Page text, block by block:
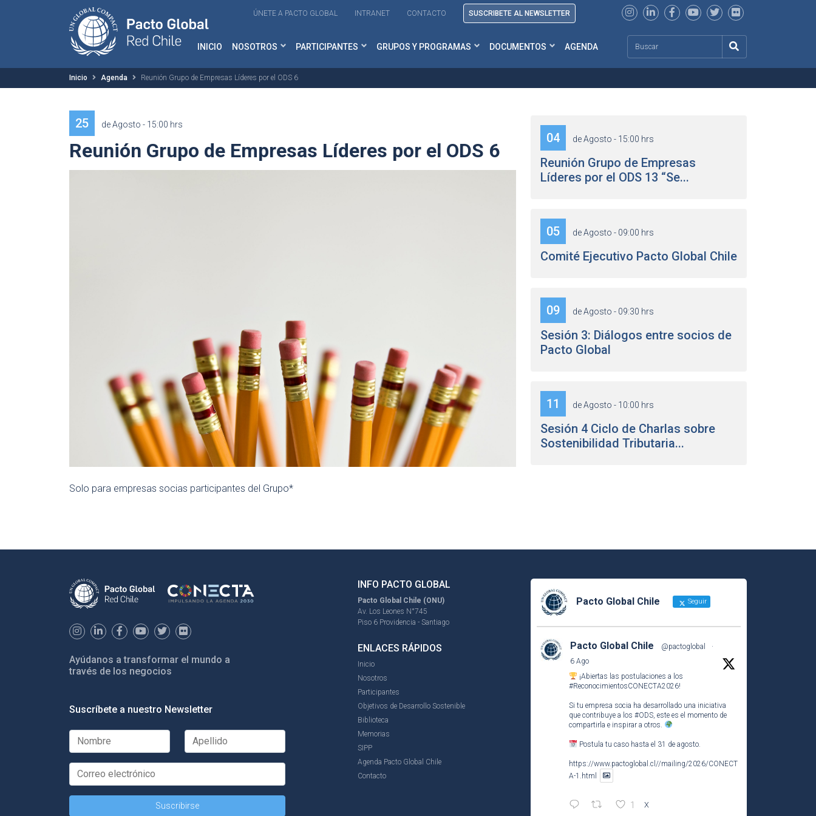
ÚNETE A PACTO GLOBAL INTRANET CONTACTO SUSCRIBETE AL NEWSLETTER
INICIO NOSOTROS PARTICIPANTES GRUPOS Y PROGRAMAS DOCUMENTOS AGENDA
Inicio Agenda Reunión Grupo de Empresas Líderes por el ODS 6
25 de Agosto - 15:00 hrs
Reunión Grupo de Empresas Líderes por el ODS 6
Solo para empresas socias participantes del Grupo*
04 de Agosto - 15:00 hrs
Reunión Grupo de Empresas
Líderes por el ODS 13 “Se...
05 de Agosto - 09:00 hrs
Comité Ejecutivo Pacto Global Chile
09 de Agosto - 09:30 hrs
Sesión 3: Diálogos entre socios de
Pacto Global
11 de Agosto - 10:00 hrs
Sesión 4 Ciclo de Charlas sobre
Sostenibilidad Tributaria...
Ayúdanos a transformar el mundo a
través de los negocios
Suscríbete a nuestro Newsletter
INFO PACTO GLOBAL
Pacto Global Chile (ONU)
Av. Los Leones N°745
Piso 6 Providencia - Santiago
ENLACES RÁPIDOS
Inicio
Nosotros
Participantes
Objetivos de Desarrollo Sostenible
Biblioteca
Memorias
SIPP
Agenda Pacto Global Chile
Contacto
Pacto Global Chile Seguir
Pacto Global Chile @pactoglobal
·
6 Ago
¡Abiertas las postulaciones a los
#ReconocimientosCONECTA2026!
Si tu empresa socia ha desarrollado una iniciativa
que contribuye a los #ODS, este es el momento de
compartirla e inspirar a otros.
Postula tu caso hasta el 31 de agosto.
https://www.pactoglobal.cl//mailing/2026/CONECT
A-1.html
1 X